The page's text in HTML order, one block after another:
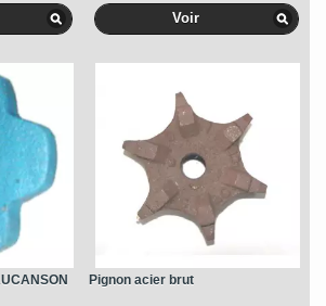
Voir
Pignon acier brut